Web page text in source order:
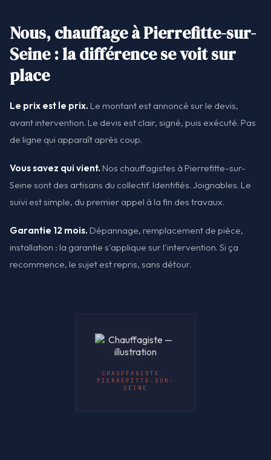
Nous, chauffage à Pierrefitte-sur-
Seine : la différence se voit sur
place
Le prix est le prix. Le montant est annoncé sur le devis,
avant intervention. Le devis est clair, signé, puis exécuté. Pas
de ligne qui apparaît après coup.
Vous savez qui vient. Nos chauffagistes à Pierrefitte-sur-
Seine sont des artisans du collectif. Identifiés. Joignables. Le
suivi est simple, du premier appel à la fin des travaux.
Garantie 12 mois. Dépannage, remplacement de pièce,
installation : la garantie s'applique sur l'intervention. Si ça
recommence, le sujet est repris, sans détour.
CHAUFFAGISTE ·
PIERREFITTE-SUR-
SEINE